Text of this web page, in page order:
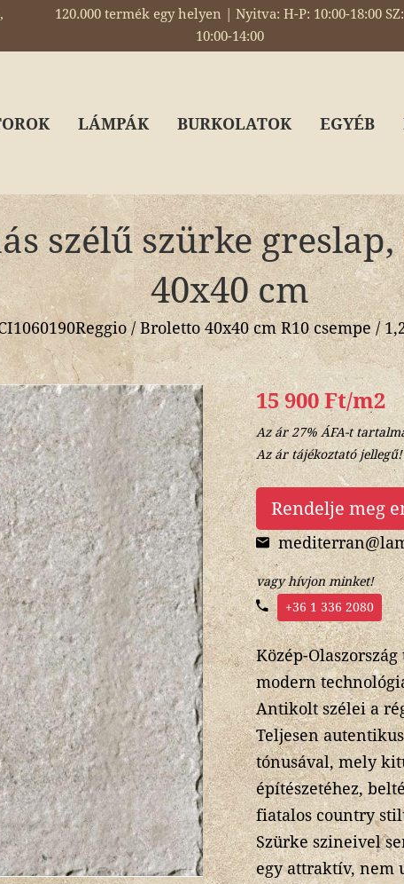
120.000 termék egy helyen | Nyitva: H-P: 10:00-18:00 SZ:
10:00-14:00
LÁMPÁK BURKOLATOK EGYÉB
szélű szürke greslap,
40x40 cm
/ Broletto 40x40 cm R10 csempe /
15 900 Ft/m2
Az ár 27% ÁFA-t
Az ár tájékoztató
Rendelje meg
vagy hívjon minket!
+36 1 336 2080
Közép-
modern
Antikolt szélei a
Teljesen
tónusával, mely
építészetéhez,
fiatalos country
Szürke szineivel
egy attraktív, nem